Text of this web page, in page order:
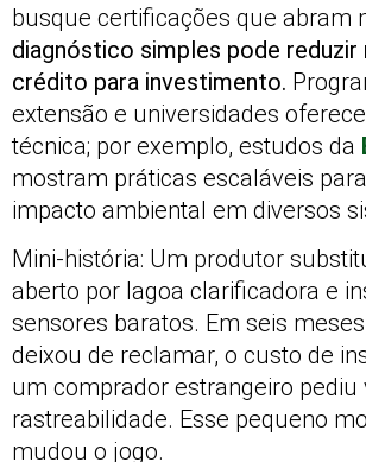
busque certificações que abram
diagnóstico simples pode reduzir
crédito para investimento.
extensão e universidades
técnica; por exemplo, estudos da
mostram práticas escaláveis
impacto ambiental em diversos
Mini-história: Um produtor
aberto por lagoa clarificadora e
sensores baratos. Em seis
deixou de reclamar, o custo de
um comprador estrangeiro pediu
rastreabilidade. Esse pequeno
mudou o jogo.